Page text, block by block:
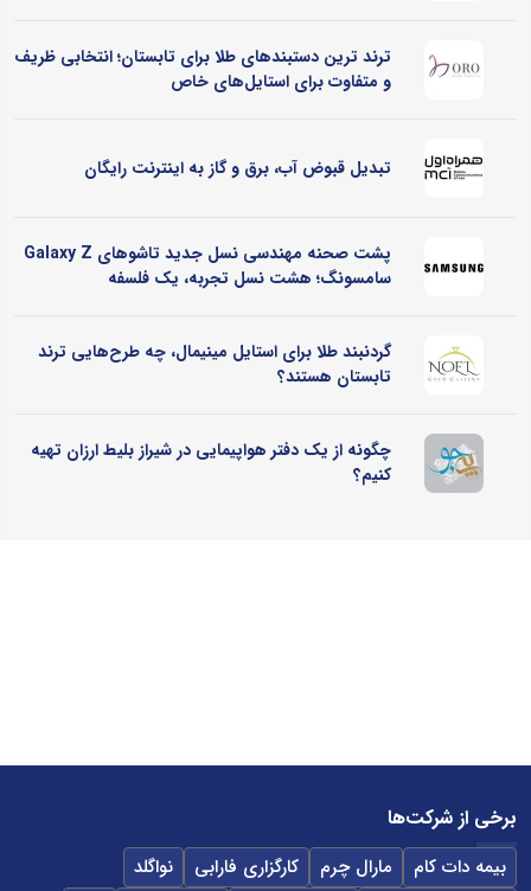
ترند ترین دستبندهای طلا برای تابستان؛ انتخابی ظریف
و متفاوت برای استایل‌های خاص
تبدیل قبوض آب، برق و گاز به اینترنت رایگان
پشت صحنه مهندسی نسل جدید تاشوهای Galaxy Z
سامسونگ؛ هشت نسل تجربه، یک فلسفه
گردنبند طلا برای استایل مینیمال، چه طرح‌هایی ترند
تابستان هستند؟
چگونه از یک دفتر هواپیمایی در شیراز بلیط ارزان تهیه
کنیم؟
برخی از شرکت‌ها
بیمه دات کام مارال چرم کارگزاری فارابی
نواگلد